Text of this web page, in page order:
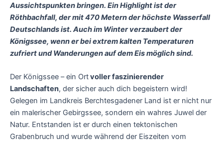
Aussichtspunkten bringen. Ein Highlight ist der
Röthbachfall, der mit 470 Metern der höchste Wasserfall
Deutschlands ist. Auch im Winter verzaubert der
Königssee, wenn er bei extrem kalten Temperaturen
zufriert und Wanderungen auf dem Eis möglich sind.
Der Königssee – ein Ortvoller faszinierender
Landschaften, der sicher auch dich begeistern wird!
Gelegen im Landkreis Berchtesgadener Land ist er nicht nur
ein malerischer Gebirgssee, sondern ein wahres Juwel der
Natur. Entstanden ist er durch einen tektonischen
Grabenbruch und wurde während der Eiszeiten vom